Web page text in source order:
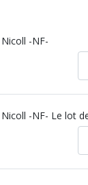
-NF-
-NF- Le lot